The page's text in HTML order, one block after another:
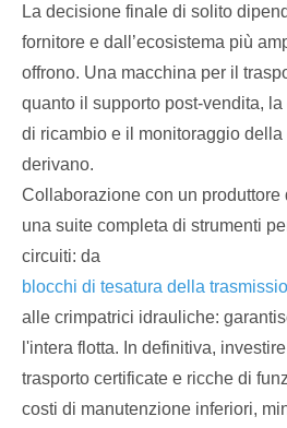
La decisione finale di solito
fornitore e dall’ecosistema più
offrono. Una macchina per il
quanto il supporto post-vendita,
di ricambio e il monitoraggio
derivano.
Collaborazione con un produttore
una suite completa di strumenti
circuiti: da
blocchi di tesatura della
alle crimpatrici idrauliche:
l'intera flotta. In definitiva,
trasporto certificate e ricche di
costi di manutenzione inferiori,